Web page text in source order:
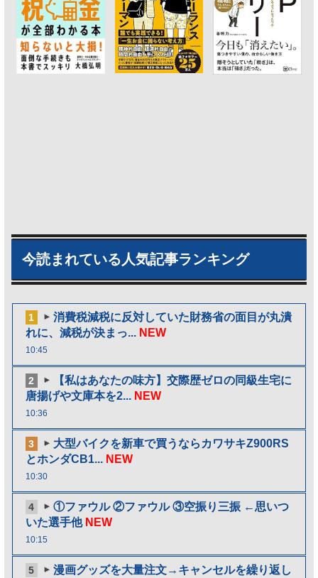
今読まれている人気記事ランキング
1
消費税減税に反対していた財務省の面目が丸潰
れに、減税が決まっ... NEW
10:45
2
【私はあなたの味方】交際歴ゼロの同級生宅に
唐揚げや文庫本を2... NEW
10:36
3
大型バイクを新車で買うならカワサキZ900RS
とホンダCB1... NEW
10:30
4
①ファウル ②ファウル ③空振り三振 ←思いつ
いた選手他 NEW
10:15
5
漫画グッズを大量注文→キャンセルを繰り返し